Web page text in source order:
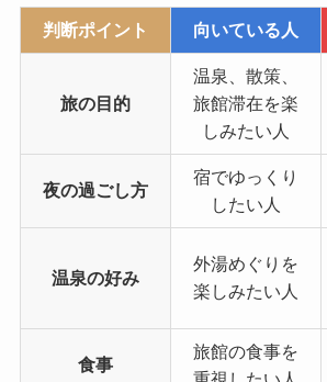
判断ポイント 向いている人
旅の目的
温泉、散策、
旅館滞在を楽
しみたい人
夜の過ごし方
宿でゆっくり
したい人
温泉の好み
外湯めぐりを
楽しみたい人
食事
旅館の食事を